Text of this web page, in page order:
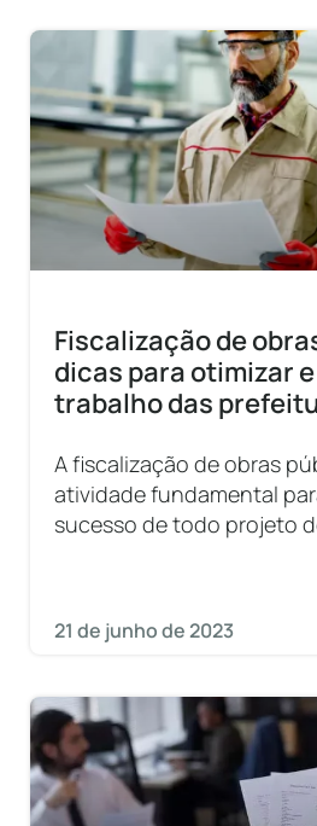
Fiscalização de
dicas para otimizar
trabalho das
A fiscalização de obras
atividade fundamental
sucesso de todo projeto
21 de junho de 2023